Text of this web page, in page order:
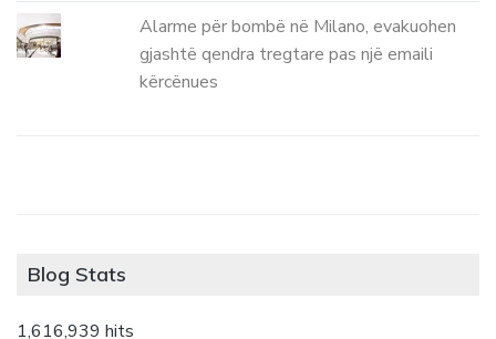
Alarme për bombë në Milano, evakuohen
gjashtë qendra tregtare pas një emaili
kërcënues
Blog Stats
1,616,939 hits